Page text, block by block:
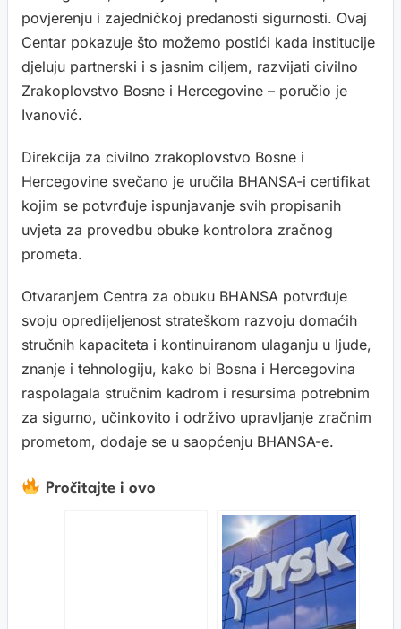
povjerenju i zajedničkoj predanosti sigurnosti. Ovaj
Centar pokazuje što možemo postići kada institucije
djeluju partnerski i s jasnim ciljem, razvijati civilno
Zrakoplovstvo Bosne i Hercegovine – poručio je
Ivanović.
Direkcija za civilno zrakoplovstvo Bosne i
Hercegovine svečano je uručila BHANSA-i certifikat
kojim se potvrđuje ispunjavanje svih propisanih
uvjeta za provedbu obuke kontrolora zračnog
prometa.
Otvaranjem Centra za obuku BHANSA potvrđuje
svoju opredijeljenost strateškom razvoju domaćih
stručnih kapaciteta i kontinuiranom ulaganju u ljude,
znanje i tehnologiju, kako bi Bosna i Hercegovina
raspolagala stručnim kadrom i resursima potrebnim
za sigurno, učinkovito i održivo upravljanje zračnim
prometom, dodaje se u saopćenju BHANSA-e.
Pročitajte i ovo